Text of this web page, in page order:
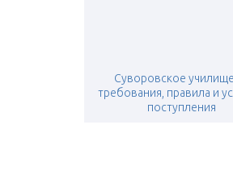
Суворовское
требования, правила и
поступления